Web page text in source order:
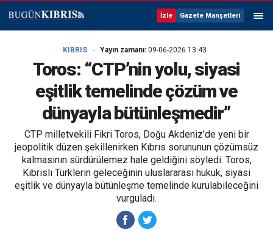
İzle Gazete Manşetleri
KIBRIS Yayın zamanı: 09-06-2026 13:43
Toros: “CTP’nin yolu, siyasi
eşitlik temelinde çözüm ve
dünyayla bütünleşmedir”
CTP milletvekili Fikri Toros, Doğu Akdeniz’de yeni bir
jeopolitik düzen şekillenirken Kıbrıs sorununun çözümsüz
kalmasının sürdürülemez hale geldiğini söyledi. Toros,
Kıbrıslı Türklerin geleceğinin uluslararası hukuk, siyasi
eşitlik ve dünyayla bütünleşme temelinde kurulabileceğini
vurguladı.